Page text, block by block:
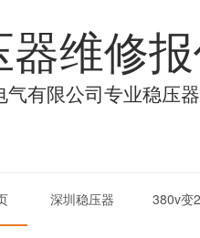
器维修
气有限公司专业稳压
深圳稳压器 380v变